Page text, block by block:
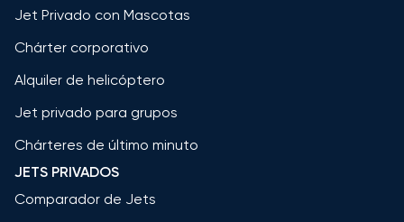
Jet Privado con Mascotas
Chárter corporativo
Alquiler de helicóptero
Jet privado para grupos
Chárteres de último minuto
JETS PRIVADOS
Comparador de Jets